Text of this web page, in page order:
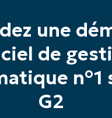
une
de
n°1
G2